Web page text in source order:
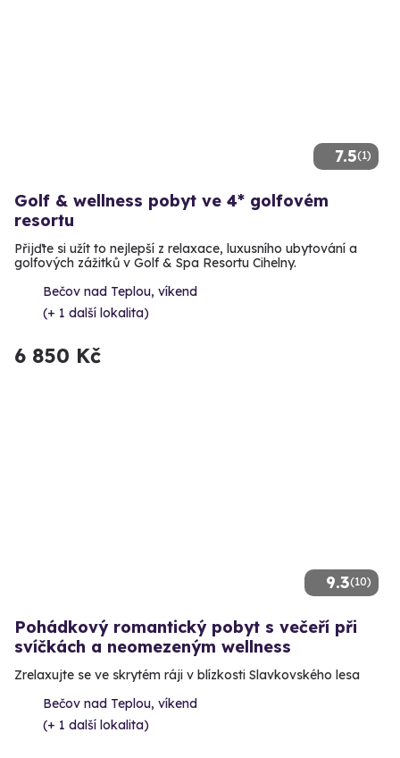
7.5(1)
Golf & wellness pobyt ve 4* golfovém
resortu
Přijďte si užít to nejlepší z relaxace, luxusního ubytování a
golfových zážitků v Golf & Spa Resortu Cihelny.
Bečov nad Teplou, víkend
(+ 1 další lokalita)
6 850 Kč
9.3(10)
Pohádkový romantický pobyt s večeří při
svíčkách a neomezeným wellness
Zrelaxujte se ve skrytém ráji v blízkosti Slavkovského lesa
Bečov nad Teplou, víkend
(+ 1 další lokalita)